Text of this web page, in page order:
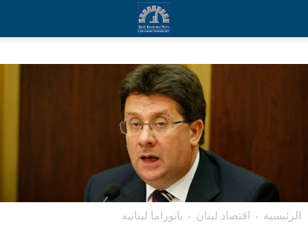
الرئيسية اقتصاد لبنان
بانوراما لبنانیه